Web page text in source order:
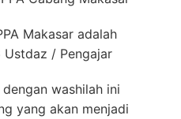
Makasar adalah
Ustdaz / Pengajar
washilah ini
yang akan menjadi